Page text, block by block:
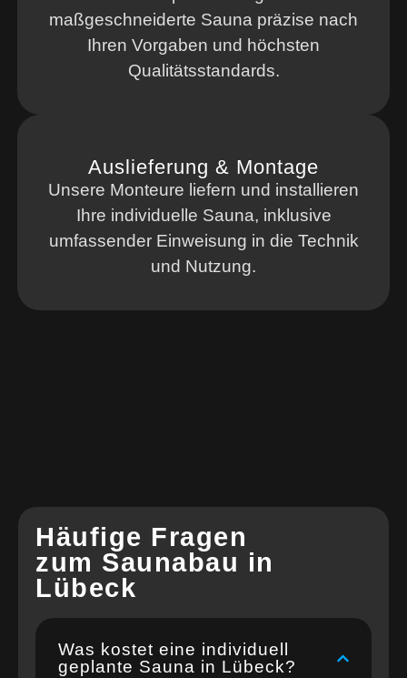
maßgeschneiderte Sauna präzise nach
Ihren Vorgaben und höchsten
Qualitätsstandards.
Auslieferung & Montage
Unsere Monteure liefern und installieren
Ihre individuelle Sauna, inklusive
umfassender Einweisung in die Technik
und Nutzung.
Häufige Fragen
zum Saunabau in
Lübeck
Was kostet eine individuell
geplante Sauna in Lübeck?